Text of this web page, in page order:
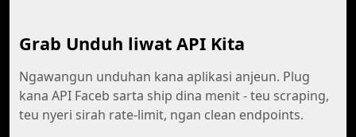
Grab Unduh liwat API Kita
Ngawangun unduhan kana aplikasi anjeun. Plug
kana API Faceb sarta ship dina menit - teu scraping,
teu nyeri sirah rate-limit, ngan clean endpoints.